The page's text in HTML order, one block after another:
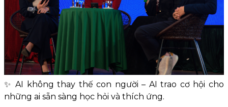
✨ AI không thay thế con người – AI trao cơ hội cho
những ai sẵn sàng học hỏi và thích ứng.